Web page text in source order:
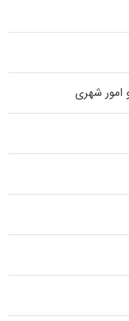
شهری